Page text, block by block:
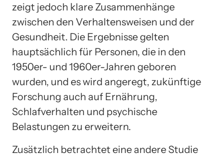
zeigt jedoch klare Zusammenhänge
zwischen den Verhaltensweisen und der
Gesundheit. Die Ergebnisse gelten
hauptsächlich für Personen, die in den
1950er- und 1960er-Jahren geboren
wurden, und es wird angeregt, zukünftige
Forschung auch auf Ernährung,
Schlafverhalten und psychische
Belastungen zu erweitern.
Zusätzlich betrachtet eine andere Studie